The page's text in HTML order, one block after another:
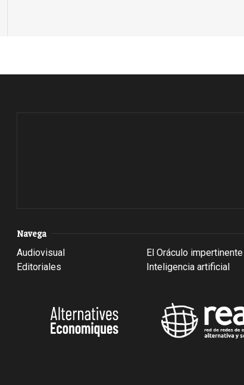
Navega
Audiovisual
Editoriales
El Oráculo impertinente
Inteligencia artificial